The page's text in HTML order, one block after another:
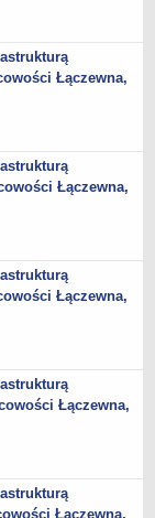
Łączewna,
Łączewna,
Łączewna,
Łączewna,
Łączewna,